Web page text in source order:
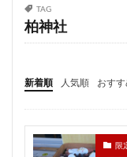
千代ヶ岡八幡宮
年越大祓御朱印
由緒 藤田神
こいのぼり御朱印
恵運寺 上尾
TAG
柏神社
新着順 人気順 おすす
福井
山梨
静岡
京都
大阪
兵庫
奈良
和歌
香川
高知
福岡
佐賀
限